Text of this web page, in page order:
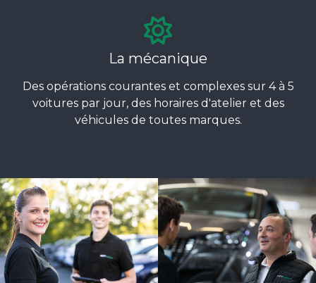
La mécanique
Des opérations courantes et complexes sur 4 à 5
voitures par jour, des horaires d'atelier et des
véhicules de toutes marques.